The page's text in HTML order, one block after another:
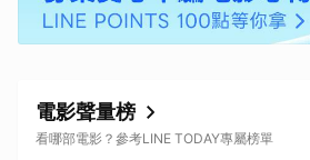
電影聲量榜
看哪部電影？參考LINE TODAY專屬榜單